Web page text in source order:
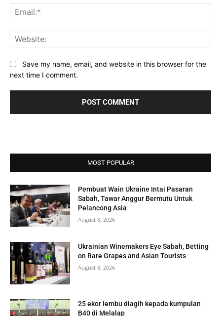
Save my name, email, and website in this browser for the
next time I comment.
MOST POPULAR
Pembuat Wain Ukraine Intai Pasaran
Sabah, Tawar Anggur Bermutu Untuk
Pelancong Asia
August 8, 2026
Ukrainian Winemakers Eye Sabah, Betting
on Rare Grapes and Asian Tourists
August 8, 2026
25 ekor lembu diagih kepada kumpulan
B40 di Melalap